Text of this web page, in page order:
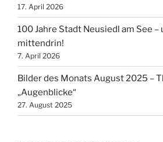
17. April 2026
100 Jahre Stadt Neusiedl am See –
mittendrin!
7. April 2026
Bilder des Monats August 2025 –
„Augenblicke“
27. August 2025